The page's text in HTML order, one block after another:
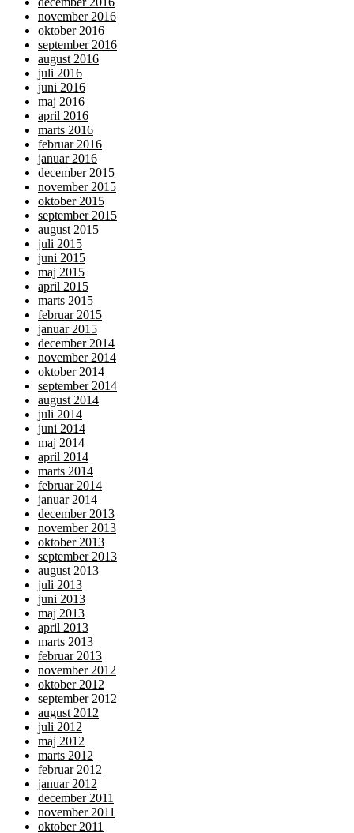
november 2016
oktober 2016
september 2016
august 2016
juli 2016
juni 2016
maj 2016
april 2016
marts 2016
februar 2016
januar 2016
december 2015
november 2015
oktober 2015
september 2015
august 2015
juli 2015
juni 2015
maj 2015
april 2015
marts 2015
februar 2015
januar 2015
december 2014
november 2014
oktober 2014
september 2014
august 2014
juli 2014
juni 2014
maj 2014
april 2014
marts 2014
februar 2014
januar 2014
december 2013
november 2013
oktober 2013
september 2013
august 2013
juli 2013
juni 2013
maj 2013
april 2013
marts 2013
februar 2013
november 2012
oktober 2012
september 2012
august 2012
juli 2012
maj 2012
marts 2012
februar 2012
januar 2012
december 2011
november 2011
oktober 2011